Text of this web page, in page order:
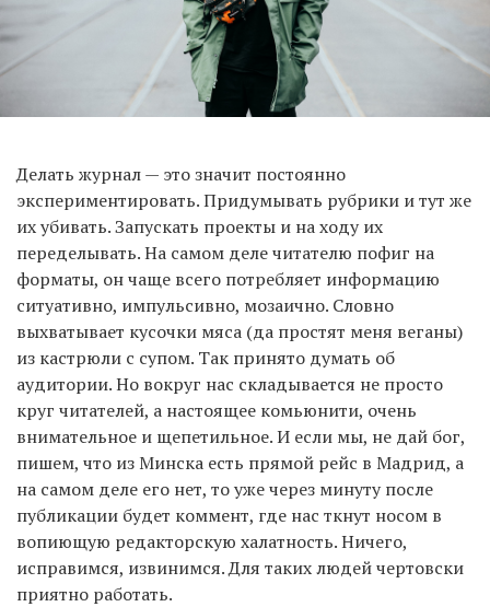
Делать журнал — это значит постоянно
экспериментировать. Придумывать рубрики и тут же
их убивать. Запускать проекты и на ходу их
переделывать. На самом деле читателю пофиг на
форматы, он чаще всего потребляет информацию
ситуативно, импульсивно, мозаично. Словно
выхватывает кусочки мяса (да простят меня веганы)
из кастрюли с супом. Так принято думать об
аудитории. Но вокруг нас складывается не просто
круг читателей, а настоящее комьюнити, очень
внимательное и щепетильное. И если мы, не дай бог,
пишем, что из Минска есть прямой рейс в Мадрид, а
на самом деле его нет, то уже через минуту после
публикации будет коммент, где нас ткнут носом в
вопиющую редакторскую халатность. Ничего,
исправимся, извинимся. Для таких людей чертовски
приятно работать.